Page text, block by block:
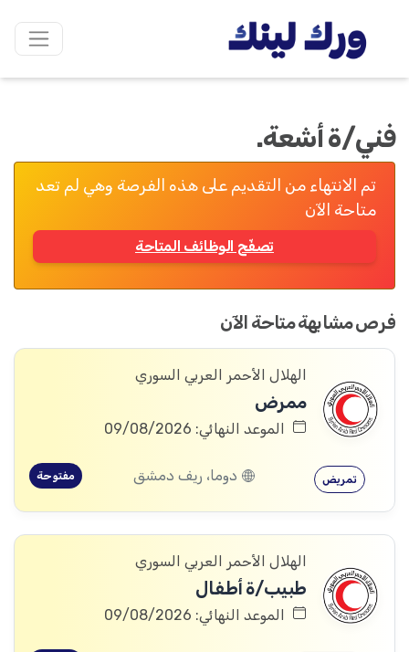
فني/ة أشعة.
تم الانتهاء من التقديم على هذه الفرصة وهي لم تعد
متاحة الآن
تصفّح الوظائف المتاحة
فرص مشابهة متاحة الآن
الهلال الأحمر العربي السوري
ممرض
الموعد النهائي: 09/08/2026
تمريض دوما، ريف دمشق مفتوحة
الهلال الأحمر العربي السوري
طبيب/ة أطفال
الموعد النهائي: 09/08/2026